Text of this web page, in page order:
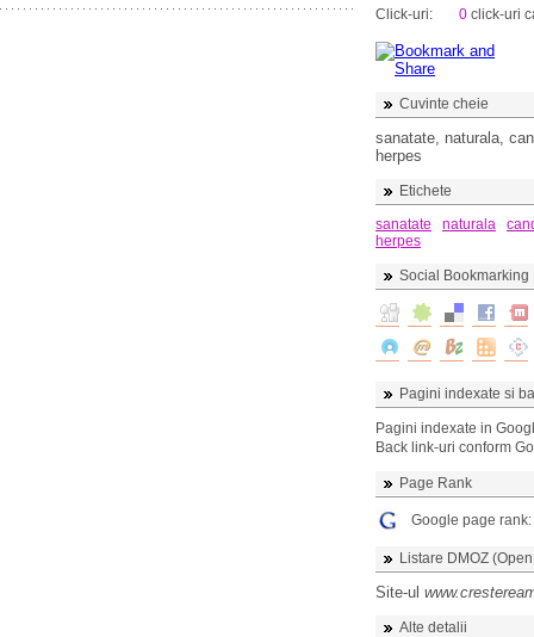
Click-uri:
0 click-uri
Cuvinte cheie
sanatate, naturala,
herpes
Etichete
sanatate
naturala
herpes
Social Bookmarking
Pagini indexate si
Pagini indexate in
Back link-uri conform
Page Rank
Google page rank:
Listare DMOZ
Site-ul
Alte detalii